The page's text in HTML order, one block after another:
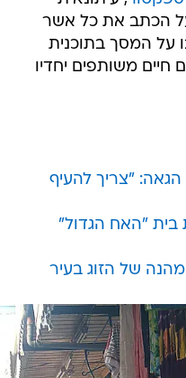
הכתב את כל אשר
על המסך בתוכנית
חיים משותפים יחדיו
"צריך להעיף
בית "האח הגדול"
של הזוג בעיר